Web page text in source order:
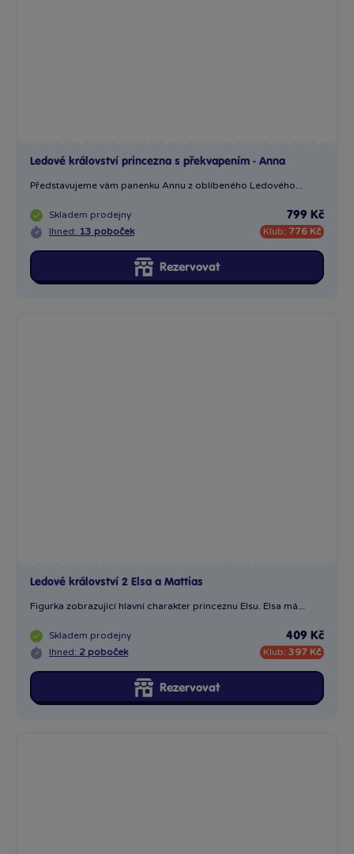
Ledové království princezna s překvapením - Anna
Představujeme vám panenku Annu z oblíbeného Ledového...
Skladem prodejny
Ihned: 13 poboček
799 Kč
Klub: 776 Kč
Rezervovat
Ledové království 2 Elsa a Mattias
Figurka zobrazující hlavní charakter princeznu Elsu. Elsa má...
Skladem prodejny
Ihned: 2 poboček
409 Kč
Klub: 397 Kč
Rezervovat